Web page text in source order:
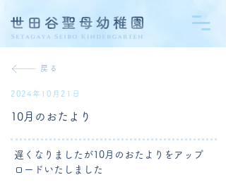
戻る
2024年10月21日
10月のおたより
遅くなりましたが10月のおたよりをアップ
ロードいたしました